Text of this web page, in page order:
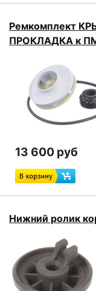
Ремкомплект
ПРОКЛАДКА к
13 600 руб
Нижний ролик